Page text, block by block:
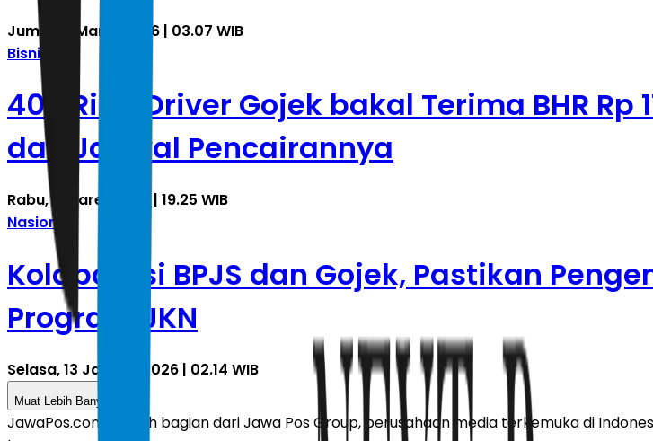
Jumat, 6 Maret 2026 | 03.07 WIB
Bisnis
400 Ribu Driver Gojek bakal Terima BHR Rp
dan Jadwal Pencairannya
Rabu, 4 Maret 2026 | 19.25 WIB
Nasional
Kolaborasi BPJS dan Gojek, Pastikan
Program JKN
Selasa, 13 Januari 2026 | 02.14 WIB
Muat Lebih Banyak
JawaPos.com adalah bagian dari Jawa Pos Group, perusahaan media terkemuka di